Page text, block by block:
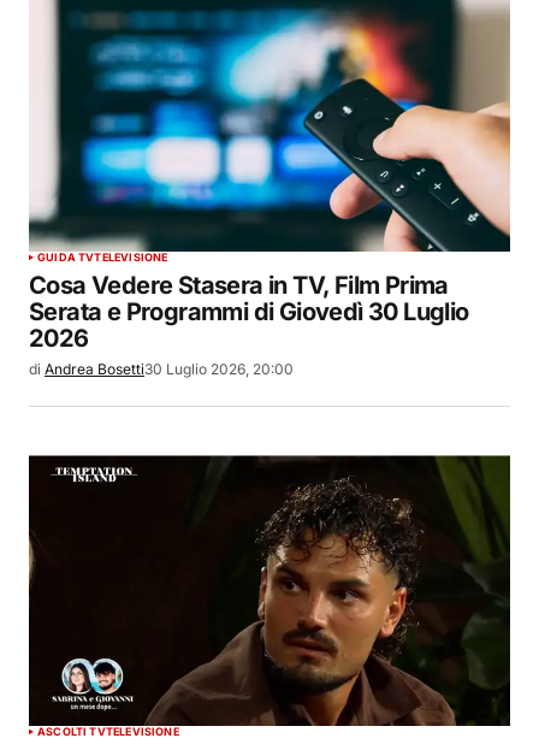
GUIDA TVTELEVISIONE
Cosa Vedere Stasera in TV, Film Prima
Serata e Programmi di Giovedì 30 Luglio
2026
di Andrea Bosetti30 Luglio 2026, 20:00
ASCOLTI TVTELEVISIONE